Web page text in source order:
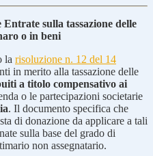
sulla tassazione delle
o in beni
la risoluzione n. 12 del 14
in merito alla tassazione delle
a titolo compensativo ai
o le partecipazioni societarie
. Il documento specifica che
di donazione da applicare a tali
sulla base del grado di
non assegnatario.